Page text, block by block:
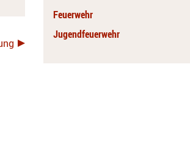
Feuerwehr
Jugendfeuerwehr